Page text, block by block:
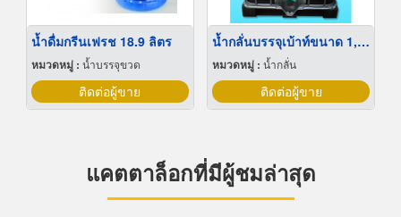
น้ำดื่มกรีนเฟรช 18.9 ลิตร
หมวดหมู่ : น้ำบรรจุขวด
ติดต่อผู้ขาย
น้ำกลั่นบรรจุเบ้าท์ขนาด 1,000 ลิตร
หมวดหมู่ : น้ำกลั่น
ติดต่อผู้ขาย
แคตตาล็อกที่มีผู้ชมล่าสุด